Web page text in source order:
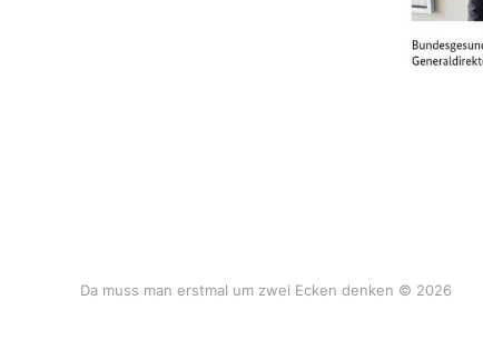
Da muss man erstmal um zwei Ecken denken © 2026